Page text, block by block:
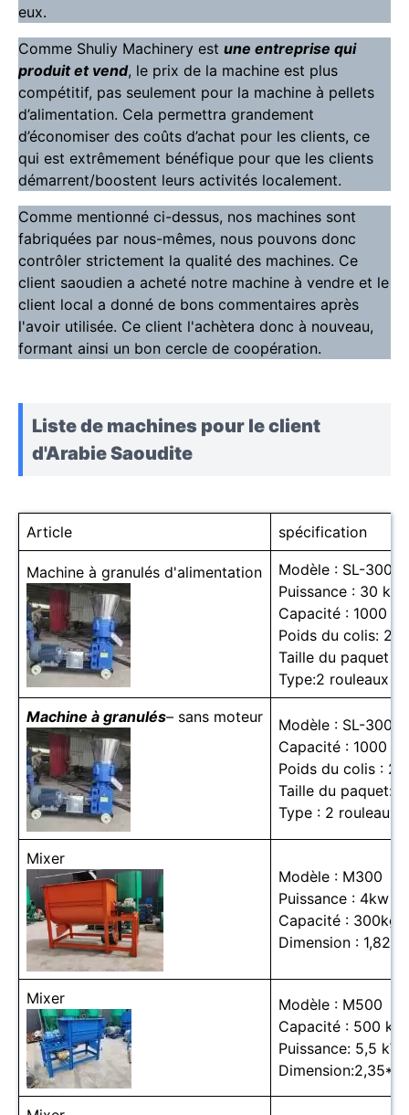
eux.
Comme Shuliy Machinery est une entreprise qui
produit et vend, le prix de la machine est plus
compétitif, pas seulement pour la machine à pellets
d’alimentation. Cela permettra grandement
d’économiser des coûts d’achat pour les clients, ce
qui est extrêmement bénéfique pour que les clients
démarrent/boostent leurs activités localement.
Comme mentionné ci-dessus, nos machines sont
fabriquées par nous-mêmes, nous pouvons donc
contrôler strictement la qualité des machines. Ce
client saoudien a acheté notre machine à vendre et le
client local a donné de bons commentaires après
l'avoir utilisée. Ce client l'achètera donc à nouveau,
formant ainsi un bon cercle de coopération.
Liste de machines pour le client
d'Arabie Saoudite
Article spécification
Machine à granulés d'alimentation
Modèle : SL-300
Puissance : 30 kw
Capacité : 1000
Poids du colis:
Taille du paquet :
Type:2 rouleaux
Machine à granulés– sans moteur
Modèle : SL-300
Capacité : 1000
Poids du colis :
Taille du paquet:
Type : 2 rouleaux
Mixer
Modèle : M300
Puissance : 4kw
Capacité : 300kg
Dimension :
Mixer
Modèle : M500
Capacité : 500 kg
Puissance: 5,5 kW